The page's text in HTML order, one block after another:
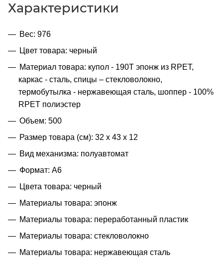
Характеристики
Вес: 976
Цвет товара: черный
Материал товара: купол - 190Т эпонж из RPET,
каркас - сталь, спицы – стекловолокно,
термобутылка - нержавеющая сталь, шоппер - 100%
RPET полиэстер
Объем: 500
Размер товара (см): 32 х 43 х 12
Вид механизма: полуавтомат
Формат: A6
Цвета товара: черный
Материалы товара: эпонж
Материалы товара: переработанный пластик
Материалы товара: стекловолокно
Материалы товара: нержавеющая cталь